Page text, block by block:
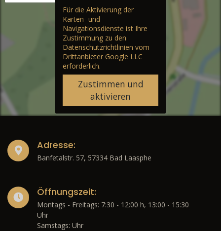
Für die Aktivierung der
Karten- und
Navigationsdienste ist Ihre
Zustimmung zu den
Datenschutzrichtlinien vom
Drittanbieter Google LLC
erforderlich.
Zustimmen und
aktivieren
Adresse:
Banfetalstr. 57, 57334 Bad Laasphe
Öffnungszeit:
Montags - Freitags: 7:30 - 12:00 h, 13:00 - 15:30
Uhr
Samstags: Uhr